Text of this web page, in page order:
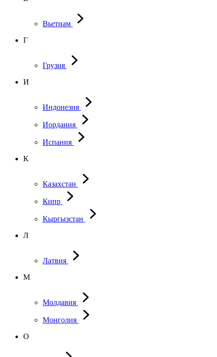
Вьетнам
Г
Грузия
И
Индонезия
Иордания
Испания
К
Казахстан
Кипр
Кыргызстан
Л
Латвия
М
Молдавия
Монголия
О